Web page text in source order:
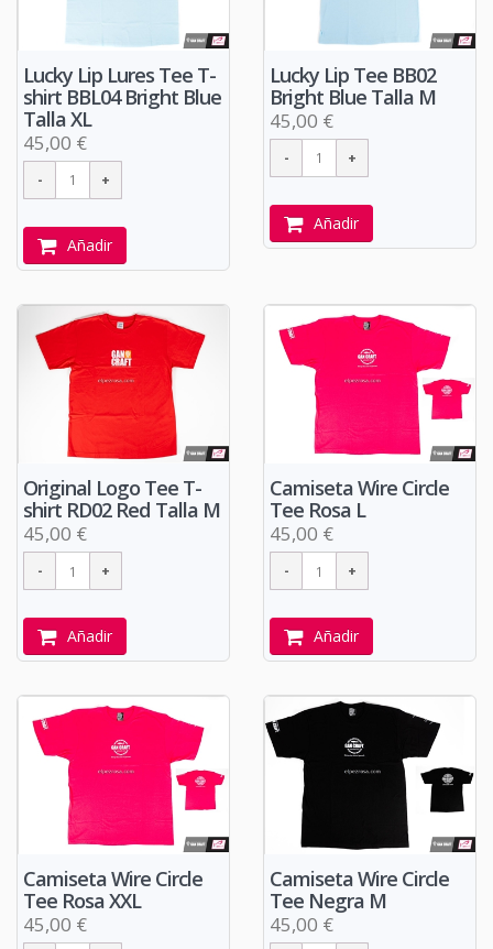
Lucky Lip Lures Tee T-
shirt BBL04 Bright Blue
Talla XL
45,00 €
Añadir
Lucky Lip Tee BB02
Bright Blue Talla M
45,00 €
Añadir
Original Logo Tee T-
shirt RD02 Red Talla M
45,00 €
Añadir
Camiseta Wire Circle
Tee Rosa L
45,00 €
Añadir
Camiseta Wire Circle
Tee Rosa XXL
45,00 €
Camiseta Wire Circle
Tee Negra M
45,00 €